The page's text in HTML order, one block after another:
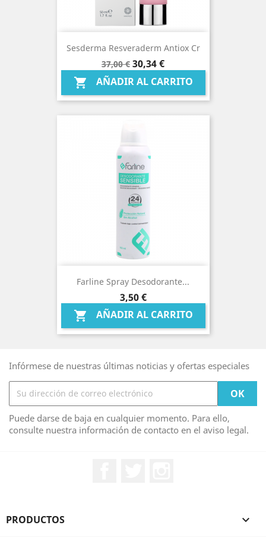
Sesderma Resveraderm Antiox Cr
Precio
base
37,00 € Precio
30,34 €
 AÑADIR AL CARRITO
Farline Spray Desodorante...
Precio
3,50 €
 AÑADIR AL CARRITO
Infórmese de nuestras últimas noticias y ofertas especiales
Puede darse de baja en cualquier momento. Para ello,
consulte nuestra información de contacto en el aviso legal.
PRODUCTOS 